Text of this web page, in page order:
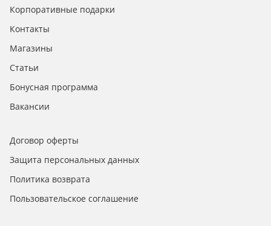
Корпоративные подарки
Контакты
Магазины
Статьи
Бонусная программа
Вакансии
Договор оферты
Защита персональных данных
Политика возврата
Пользовательское соглашение